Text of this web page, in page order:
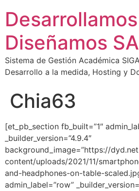
Diseñamos
Sistema de Gestión Académica
Desarrollo a la medida, Hosting y
Chia63
[et_pb_section fb_built=”1″
_builder_version=”4.9.4″
background_image=”https://
content/uploads/2021/11/
and-headphones-on-table-
admin_label=”row”